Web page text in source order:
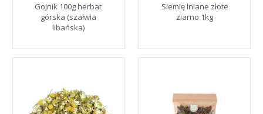
Gojnik 100g herbat
górska (szałwia
libańska)
Siemię lniane złote
ziarno 1kg